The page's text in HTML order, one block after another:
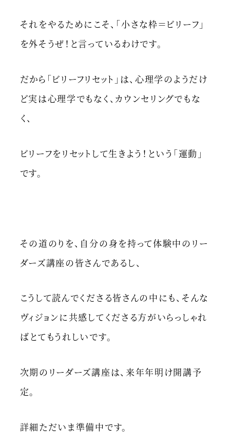
それをやるためにこそ、「小さな枠＝ビリーフ」
を外そうぜ！と言っているわけです。
だから「ビリーフリセット」は、心理学のようだけ
ど実は心理学でもなく、カウンセリングでもな
く、
ビリーフをリセットして生きよう！という「運動」
です。
その道のりを、自分の身を持って体験中のリー
ダーズ講座の皆さんであるし、
こうして読んでくださる皆さんの中にも、そんな
ヴィジョンに共感してくださる方がいらっしゃれ
ばとてもうれしいです。
次期のリーダーズ講座は、来年年明け開講予
定。
詳細ただいま準備中です。